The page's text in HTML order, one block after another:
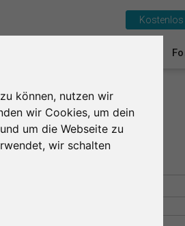
können, nutzen wir
wir Cookies, um dein
um die Webseite zu
wir schalten
Kostenlos